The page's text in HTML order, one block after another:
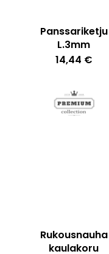
Panssariketju
L.3mm
14,44 €
Rukousnauha
kaulakoru